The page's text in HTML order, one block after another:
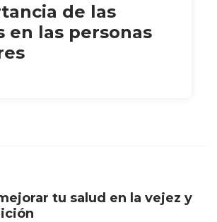
de las
en las personas
tu salud en la vejez y